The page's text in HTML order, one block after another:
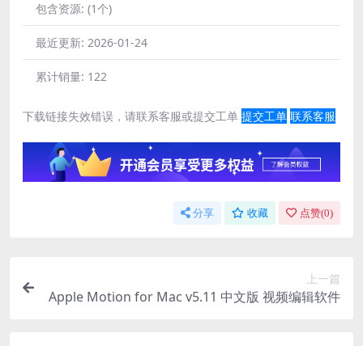
包含资源: (1个)
最近更新: 2026-01-24
累计销量: 122
下载链接失效错误，请联系客服或提交工单 提交工单 联系客服
分享 收藏 点赞(0)
上一篇
Apple Motion for Mac v5.11 中文版 视频编辑软件